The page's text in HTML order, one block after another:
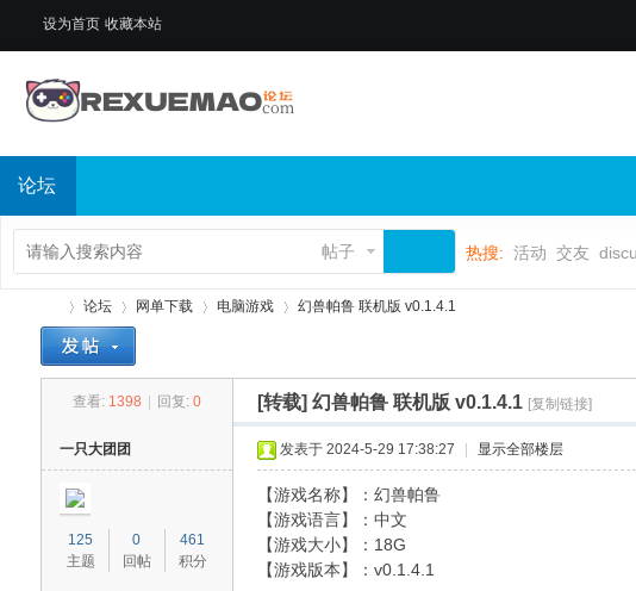
设为首页 收藏本站
论坛
帖子 热搜: 活动 交友
论坛
›
网单下载
›
电脑游戏
›
幻兽帕鲁 联机版 v0.1.4.1
查看: 1398 回复: 0 [转载] 幻兽帕鲁 联机版 v0.1.4.1 [复制链接]
一只大团团
125
主题
0
回帖
461
积分
发表于 2024-5-29 17:38:27 显示全部楼层
【游戏名称】：幻兽帕鲁
【游戏语言】：中文
【游戏大小】：18G
【游戏版本】：v0.1.4.1